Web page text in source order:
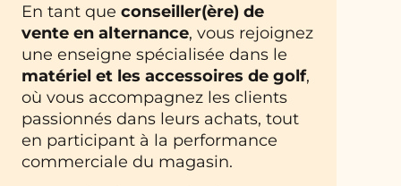
En tant que conseiller(ère) de
vente en alternance, vous rejoignez
une enseigne spécialisée dans le
matériel et les accessoires de golf,
où vous accompagnez les clients
passionnés dans leurs achats, tout
en participant à la performance
commerciale du magasin.